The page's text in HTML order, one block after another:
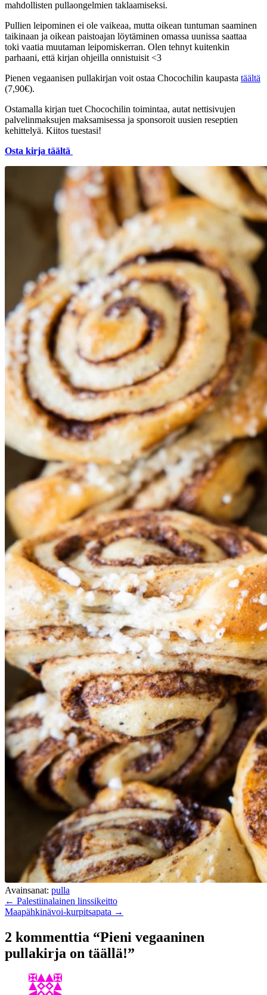
mahdollisten pullaongelmien taklaamiseksi.
Pullien leipominen ei ole vaikeaa, mutta oikean tuntuman saaminen
taikinaan ja oikean paistoajan löytäminen omassa uunissa saattaa
toki vaatia muutaman leipomiskerran. Olen tehnyt kuitenkin
parhaani, että kirjan ohjeilla onnistuisit <3
Pienen vegaanisen pullakirjan voit ostaa Chocochilin kaupasta täältä
(7,90€).
Ostamalla kirjan tuet Chocochilin toimintaa, autat nettisivujen
palvelinmaksujen maksamisessa ja sponsoroit uusien reseptien
kehittelyä. Kiitos tuestasi!
Osta kirja täältä
Avainsanat: pulla
← Palestiinalainen linssikeitto
Maapähkinävoi-kurpitsapata →
2 kommenttia “Pieni vegaaninen
pullakirja on täällä!”